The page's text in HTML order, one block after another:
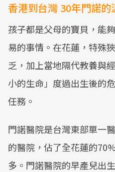
香港到台灣 30年門諾的
孩子都是父母的寶貝，能
易的事情。在花蓮，特殊
乏，加上當地隔代教養與
小的生命」度過出生後的
任務。
門諾醫院是台灣東部單一
的醫院，佔了全花蓮的
多。門諾醫院的早產兒出